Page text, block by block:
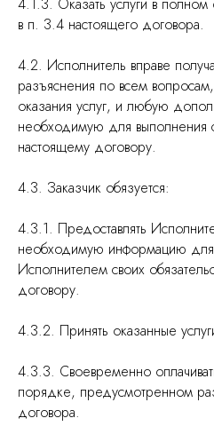
в п. 3.4 настоящего договора.
4.2. Исполнитель вправе
разъяснения по всем
оказания услуг, и любую
необходимую для выполнения
настоящему договору.
4.3. Заказчик обязуется:
4.3.1. Предоставлять
необходимую информацию для
Исполнителем своих
договору.
4.3.2. Принять оказанные
4.3.3. Своевременно
порядке, предусмотренном
договора.